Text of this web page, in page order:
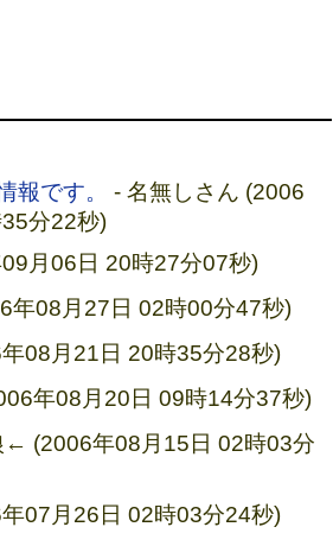
報です。
- 名無しさん (2006
分22秒)
月06日 20時27分07秒)
年08月27日 02時00分47秒)
08月21日 20時35分28秒)
年08月20日 09時14分37秒)
(2006年08月15日 02時03分
07月26日 02時03分24秒)